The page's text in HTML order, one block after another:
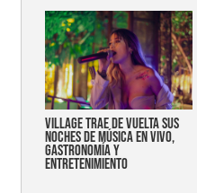
Village trae de vuelta sus
noches de música en vivo,
gastronomía y
entretenimiento